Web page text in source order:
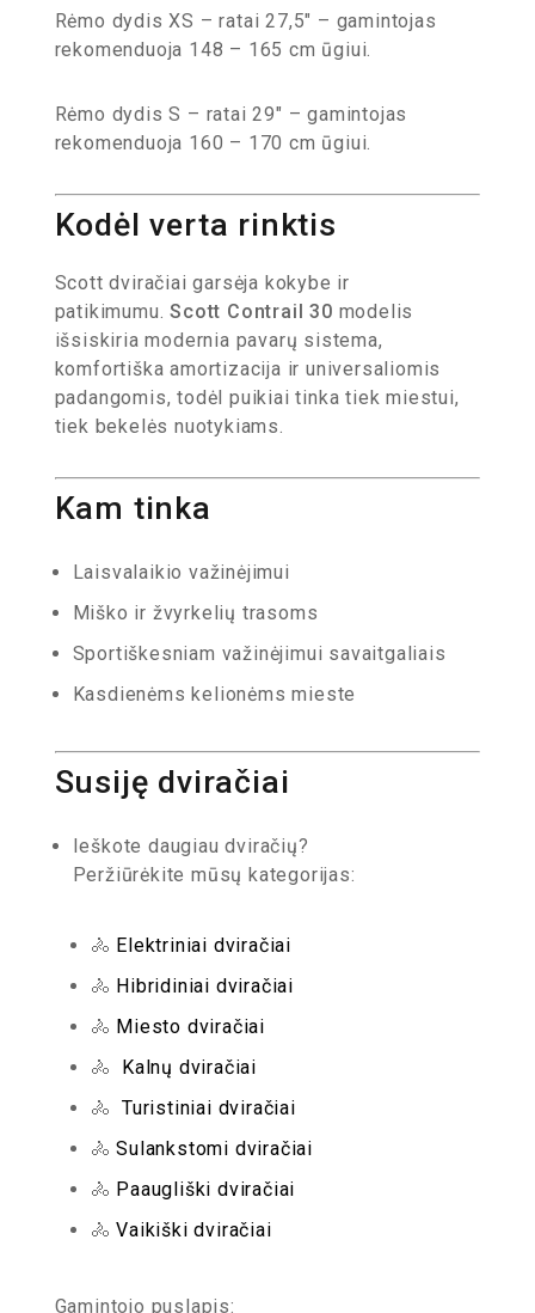
Rėmo dydis XS – ratai 27,5″ – gamintojas
rekomenduoja 148 – 165 cm ūgiui.
Rėmo dydis S – ratai 29″ – gamintojas
rekomenduoja 160 – 170 cm ūgiui.
Kodėl verta rinktis
Scott dviračiai garsėja kokybe ir
patikimumu.Scott Contrail 30 modelis
išsiskiria modernia pavarų sistema,
komfortiška amortizacija ir universaliomis
padangomis, todėl puikiai tinka tiek miestui,
tiek bekelės nuotykiams.
Kam tinka
Laisvalaikio važinėjimui
Miško ir žvyrkelių trasoms
Sportiškesniam važinėjimui savaitgaliais
Kasdienėms kelionėms mieste
Susiję dviračiai
Ieškote daugiau dviračių?
Peržiūrėkite mūsų kategorijas:
🚴 Elektriniai dviračiai
🚴 Hibridiniai dviračiai
🚴 Miesto dviračiai
🚴 Kalnų dviračiai
🚴 Turistiniai dviračiai
🚴Sulankstomi dviračiai
🚴 Paaugliški dviračiai
🚴Vaikiški dviračiai
Gamintojo puslapis: